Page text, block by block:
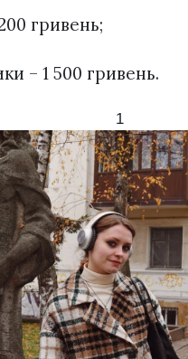
гривень;
– 1 500 гривень.
1